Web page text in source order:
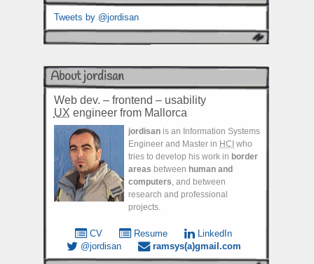
Tweets by @jordisan
About jordisan
Web dev. – frontend – usability
UX engineer from Mallorca
jordisan is an Information Systems
Engineer and Master in HCI who
tries to develop his work in border
areas between human and
computers , and between
research and professional
projects.
CV Resume
LinkedIn
@jordisan
ramsys(a)gmail.com